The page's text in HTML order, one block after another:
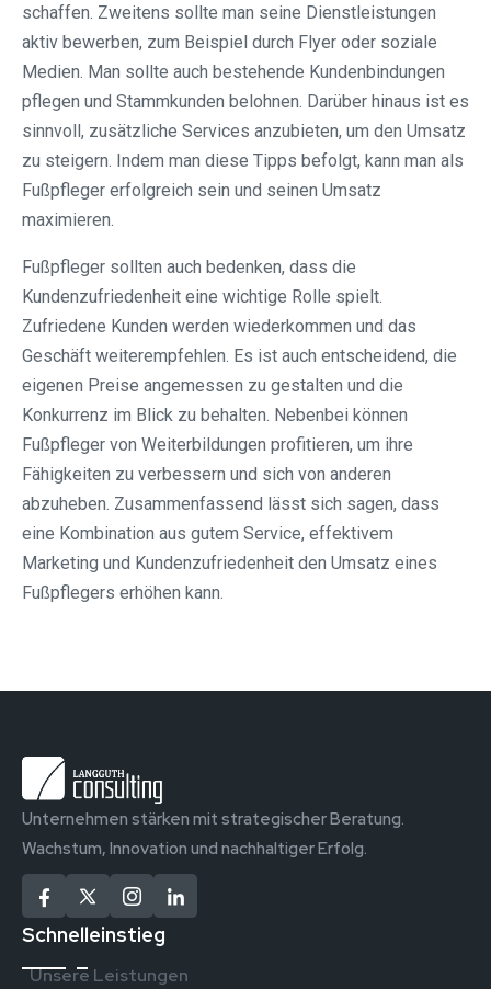
schaffen. Zweitens sollte man seine Dienstleistungen
aktiv bewerben, zum Beispiel durch Flyer oder soziale
Medien. Man sollte auch bestehende Kundenbindungen
pflegen und Stammkunden belohnen. Darüber hinaus ist es
sinnvoll, zusätzliche Services anzubieten, um den Umsatz
zu steigern. Indem man diese Tipps befolgt, kann man als
Fußpfleger erfolgreich sein und seinen Umsatz
maximieren.
Fußpfleger sollten auch bedenken, dass die
Kundenzufriedenheit eine wichtige Rolle spielt.
Zufriedene Kunden werden wiederkommen und das
Geschäft weiterempfehlen. Es ist auch entscheidend, die
eigenen Preise angemessen zu gestalten und die
Konkurrenz im Blick zu behalten. Nebenbei können
Fußpfleger von Weiterbildungen profitieren, um ihre
Fähigkeiten zu verbessern und sich von anderen
abzuheben. Zusammenfassend lässt sich sagen, dass
eine Kombination aus gutem Service, effektivem
Marketing und Kundenzufriedenheit den Umsatz eines
Fußpflegers erhöhen kann.
Unternehmen stärken mit strategischer Beratung.
Wachstum, Innovation und nachhaltiger Erfolg.
Schnelleinstieg
Unsere Leistungen